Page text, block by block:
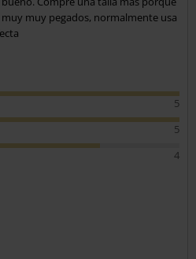
muy pegados, normalmente usa
5
5
4